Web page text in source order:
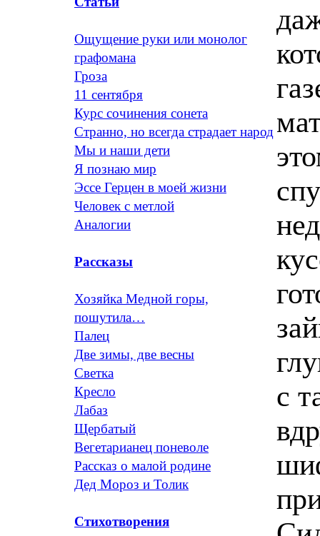
Ощущение руки или монолог
графомана
Гроза
11 сентября
Курс сочинения сонета
Странно, но всегда страдает народ
Мы и наши дети
Я познаю мир
Эссе Герцен в моей жизни
Человек с метлой
Аналогии
Рассказы
Хозяйка Медной горы,
пошутила…
Палец
Две зимы, две весны
Светка
Кресло
Лабаз
Щербатый
Вегетарианец поневоле
Рассказ о малой родине
Дед Мороз и Толик
Стихотворения